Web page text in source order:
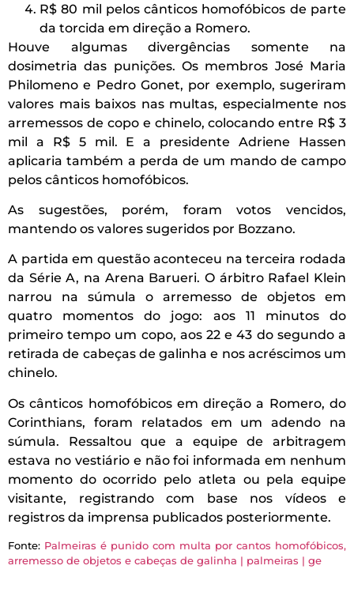
R$ 80 mil pelos cânticos homofóbicos de parte
da torcida em direção a Romero.
Houve algumas divergências somente na
dosimetria das punições. Os membros José Maria
Philomeno e Pedro Gonet, por exemplo, sugeriram
valores mais baixos nas multas, especialmente nos
arremessos de copo e chinelo, colocando entre R$ 3
mil a R$ 5 mil. E a presidente Adriene Hassen
aplicaria também a perda de um mando de campo
pelos cânticos homofóbicos.
As sugestões, porém, foram votos vencidos,
mantendo os valores sugeridos por Bozzano.
A partida em questão aconteceu na terceira rodada
da Série A, na Arena Barueri. O árbitro Rafael Klein
narrou na súmula o arremesso de objetos em
quatro momentos do jogo: aos 11 minutos do
primeiro tempo um copo, aos 22 e 43 do segundo a
retirada de cabeças de galinha e nos acréscimos um
chinelo.
Os cânticos homofóbicos em direção a Romero, do
Corinthians, foram relatados em um adendo na
súmula. Ressaltou que a equipe de arbitragem
estava no vestiário e não foi informada em nenhum
momento do ocorrido pelo atleta ou pela equipe
visitante, registrando com base nos vídeos e
registros da imprensa publicados posteriormente.
Fonte: Palmeiras é punido com multa por cantos homofóbicos,
arremesso de objetos e cabeças de galinha | palmeiras | ge